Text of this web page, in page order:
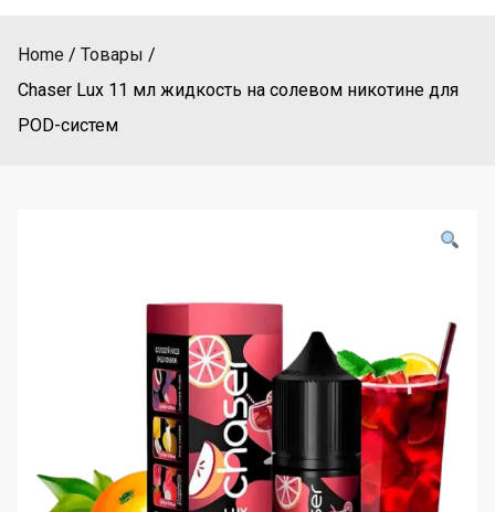
Home
Товары
Chaser Lux 11 мл жидкость на солевом никотине для
POD-систем